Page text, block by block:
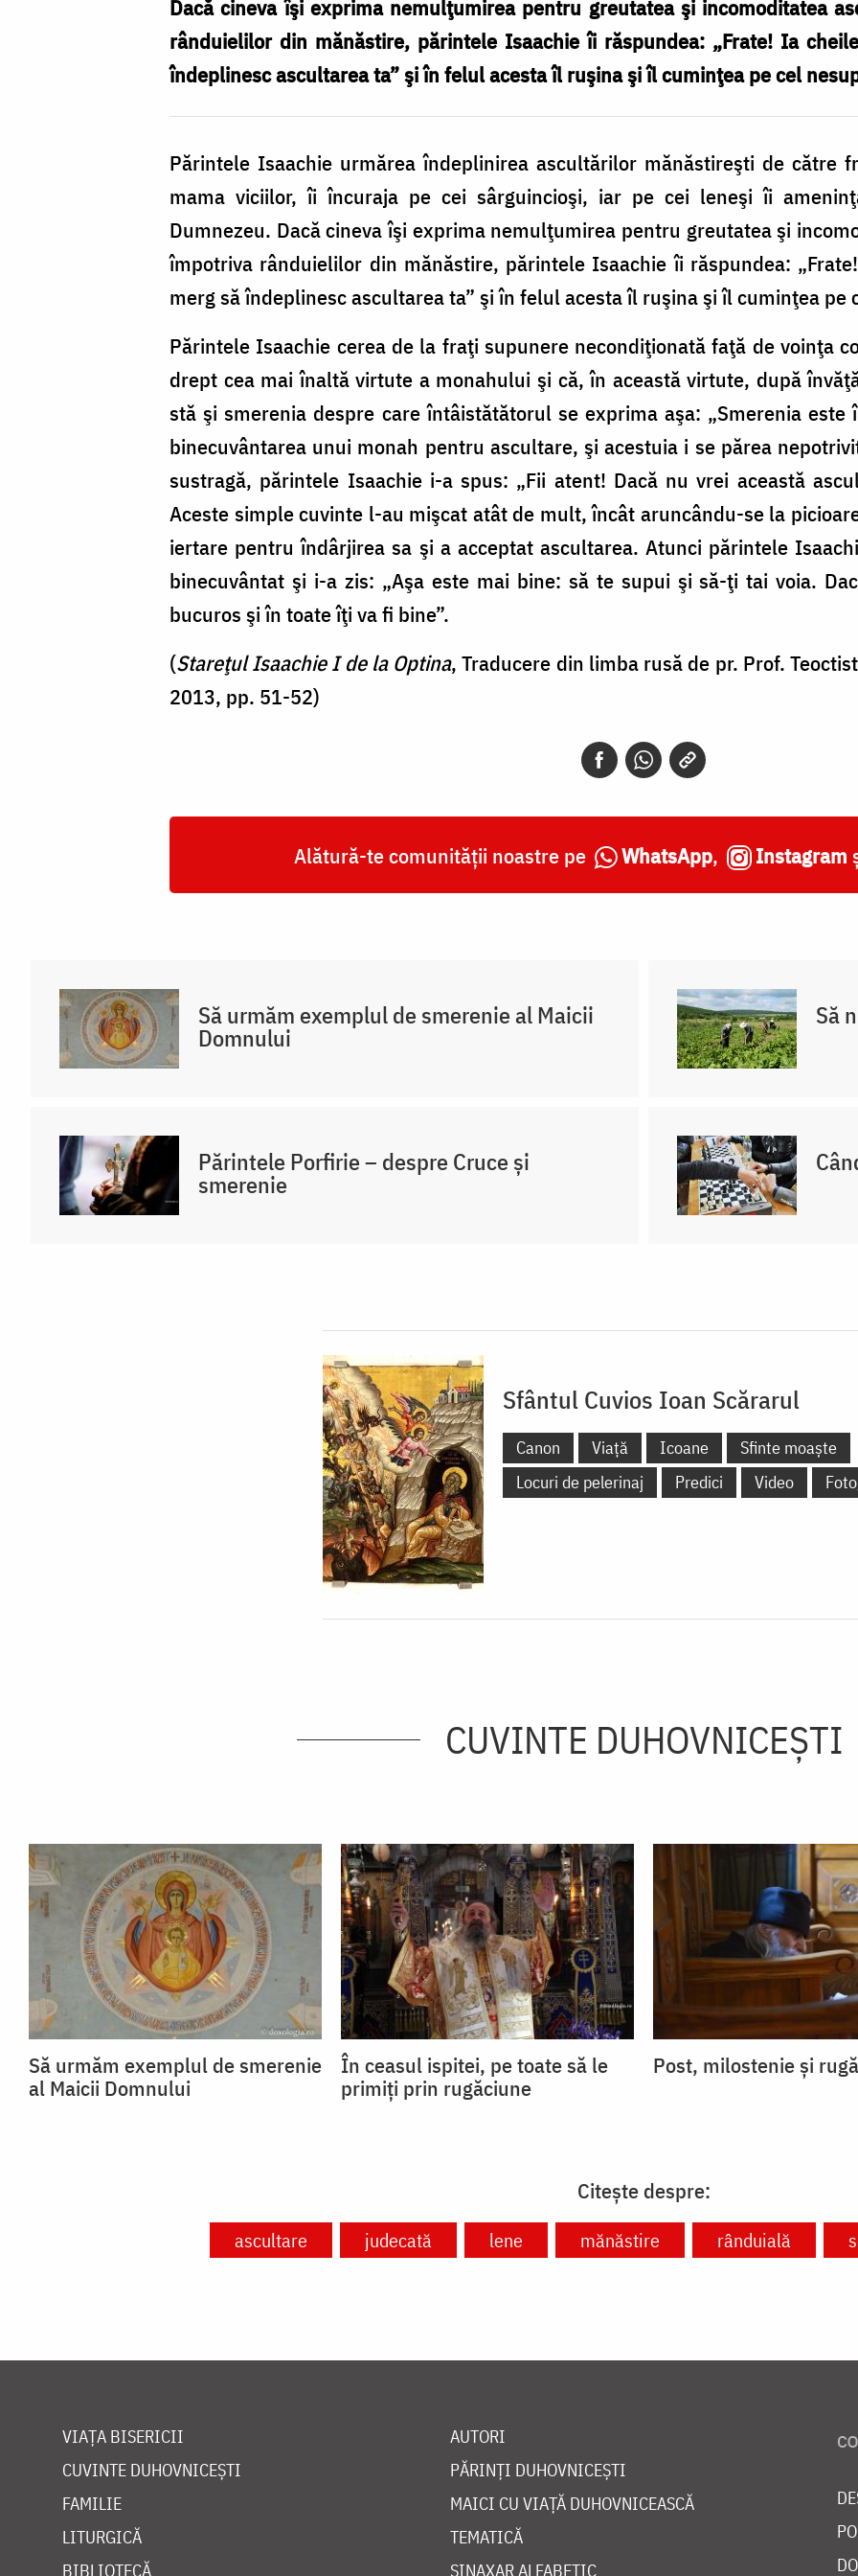
Dacă cineva îşi exprima nemulţumirea pentru greutatea şi incomoditatea
rânduielilor din mănăstire, părintele Isaachie îi răspundea: „Frate! Ia
îndeplinesc ascultarea ta” şi în felul acesta îl ruşina şi îl cuminţea pe cel
Părintele Isaachie urmărea îndeplinirea ascultărilor mănăstireşti de către
mama viciilor, îi încuraja pe cei sârguincioşi, iar pe cei leneşi îi
Dumnezeu. Dacă cineva îşi exprima nemulţumirea pentru greutatea şi
împotriva rânduielilor din mănăstire, părintele Isaachie îi răspundea:
merg să îndeplinesc ascultarea ta” şi în felul acesta îl ruşina şi îl cuminţea pe
Părintele Isaachie cerea de la fraţi supunere necondiţionată faţă de voinţa
drept cea mai înaltă virtute a monahului şi că, în această virtute, după
stă şi smerenia despre care întâistătătorul se exprima aşa: „Smerenia este
binecuvântarea unui monah pentru ascultare, şi acestuia i se părea
sustragă, părintele Isaachie i-a spus: „Fii atent! Dacă nu vrei această
Aceste simple cuvinte l-au mişcat atât de mult, încât aruncându-se la
iertare pentru îndârjirea sa şi a acceptat ascultarea. Atunci părintele
binecuvântat şi i-a zis: „Aşa este mai bine: să te supui şi să-ţi tai voia.
bucuros şi în toate îţi va fi bine”.
(Stareţul Isaachie I de la Optina, Traducere din limba rusă de pr. Prof.
2013, pp. 51-52)
Alătură-te comunității noastre pe WhatsApp, Instagram
Să urmăm exemplul de smerenie al Maicii
Domnului
Să
Părintele Porfirie – despre Cruce și
smerenie
Sfântul Cuvios Ioan Scărarul
Canon Viață Icoane
Sfinte moaște
Locuri de pelerinaj
Predici Video
CUVINTE DUHOVNICEȘTI
Să urmăm exemplul de smerenie
al Maicii Domnului
În ceasul ispitei, pe toate să le
primiți prin rugăciune
Post, milostenie și
Citește despre:
ascultare judecată lene mănăstire rânduială
VIAȚA BISERICII
CUVINTE DUHOVNICEȘTI
FAMILIE
LITURGICĂ
BIBLIOTECĂ
AUTORI
PĂRINȚI DUHOVNICEȘTI
MAICI CU VIAȚĂ DUHOVNICEASCĂ
TEMATICĂ
SINAXAR ALFABETIC